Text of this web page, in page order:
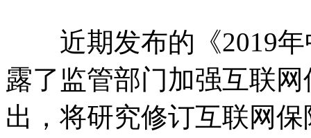
近期发布的《2019年
露了监管部门加强互联
出，将研究修订互联网